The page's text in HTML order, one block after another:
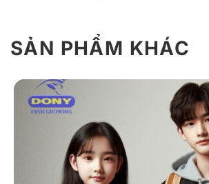
SẢN PHẨM KHÁC